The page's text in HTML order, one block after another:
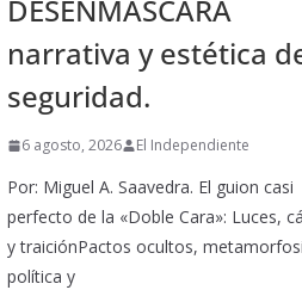
DESENMASCARA
narrativa y estética
seguridad.
6 agosto, 2026 El Independiente
Por: Miguel A. Saavedra. El guion casi
perfecto de la «Doble Cara»: Luces,
y traiciónPactos ocultos,
política y